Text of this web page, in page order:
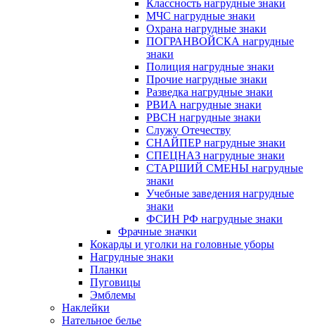
Классность нагрудные знаки
МЧС нагрудные знаки
Охрана нагрудные знаки
ПОГРАНВОЙСКА нагрудные
знаки
Полиция нагрудные знаки
Прочие нагрудные знаки
Разведка нагрудные знаки
РВИА нагрудные знаки
РВСН нагрудные знаки
Служу Отечеству
СНАЙПЕР нагрудные знаки
СПЕЦНАЗ нагрудные знаки
СТАРШИЙ СМЕНЫ нагрудные
знаки
Учебные заведения нагрудные
знаки
ФСИН РФ нагрудные знаки
Фрачные значки
Кокарды и уголки на головные уборы
Нагрудные знаки
Планки
Пуговицы
Эмблемы
Наклейки
Нательное белье